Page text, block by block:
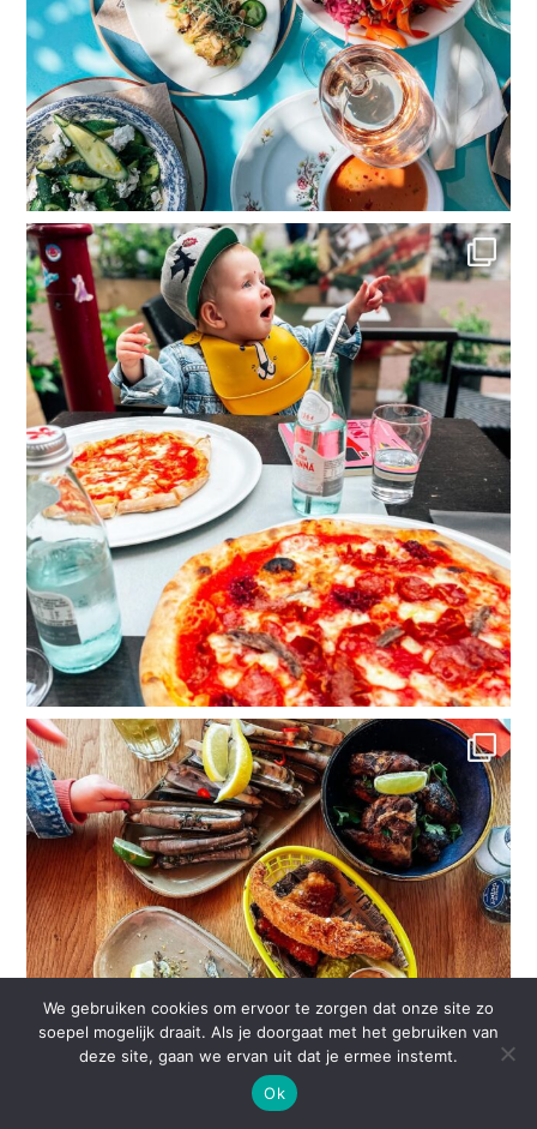
We gebruiken cookies om ervoor te zorgen dat onze site zo
soepel mogelijk draait. Als je doorgaat met het gebruiken van
deze site, gaan we ervan uit dat je ermee instemt.
Ok